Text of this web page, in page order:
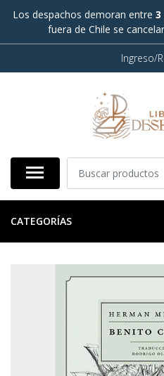
Los despachos demoran entre 3
fuera de Chile se
Ingreso/
CATEGORÍAS